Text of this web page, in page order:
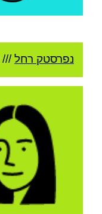
נפרסטק רחל///